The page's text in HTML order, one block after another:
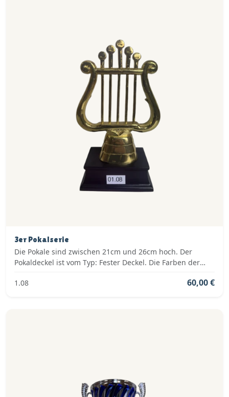
3er Pokalserie
Die Pokale sind zwischen 21cm und 26cm hoch. Der
Pokaldeckel ist vom Typ: Fester Deckel. Die Farben der
1.08
60,00 €